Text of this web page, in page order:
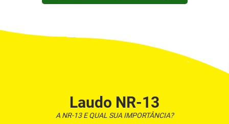
MANUTENÇÃO DE COMPRESSOR DE AR INDUSTRIAL EM SUZANO
MANUTENÇÃO DE COMPRESSOR DE AR INDUSTRIAL SCHULZ
MANUTENÇÃO DE COMPRESSORES INDUSTRIAIS
MANUTENÇÃO DE REDE DE AR COMPRIMIDO
Laudo NR-13
A NR-13 E QUAL SUA IMPORTÂNCIA?